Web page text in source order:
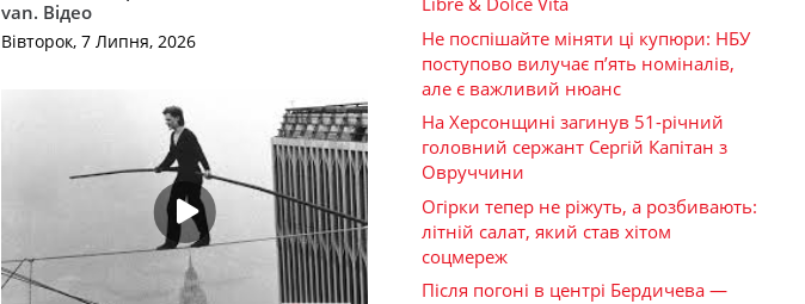
van. Відео
Вівторок, 7 Липня, 2026
Не поспішайте міняти ці купюри: НБУ
поступово вилучає п’ять номіналів,
але є важливий нюанс
На Херсонщині загинув 51-річний
головний сержант Сергій Капітан з
Овруччини
Огірки тепер не ріжуть, а розбивають:
літній салат, який став хітом
соцмереж
Після погоні в центрі Бердичева —